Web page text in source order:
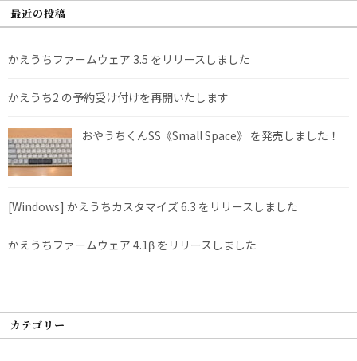
最近の投稿
かえうちファームウェア 3.5 をリリースしました
かえうち2 の予約受け付けを再開いたします
おやうちくんSS《Small Space》 を発売しました！
[Windows] かえうちカスタマイズ 6.3 をリリースしました
かえうちファームウェア 4.1β をリリースしました
カテゴリー